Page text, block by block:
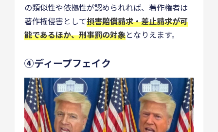
の類似性や依拠性が認められれば、著作権者は
著作権侵害として損害賠償請求・差止請求が可
能であるほか、刑事罰の対象となりえます。
④ディープフェイク